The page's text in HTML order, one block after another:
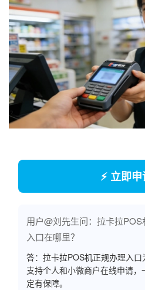
⚡ 立即申
用户@刘先生问：拉卡拉
入口在哪里？
答：拉卡拉POS机正规办理入口
支持个人和小微商户在线申请
定有保障。